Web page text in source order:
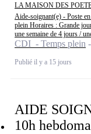
LA MAISON DES
Aide-soignant(e) - Poste
plein Horaires : Grande
une semaine de 4 jours /
CDI - Temps plein
Publié il y a 15 jours
AIDE
10h